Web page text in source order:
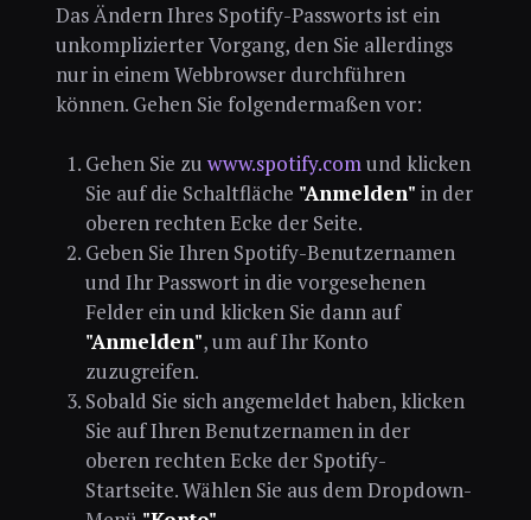
Das Ändern Ihres Spotify-Passworts ist ein
unkomplizierter Vorgang, den Sie allerdings
nur in einem Webbrowser durchführen
können. Gehen Sie folgendermaßen vor:
Gehen Sie zu www.spotify.comund klicken
Sie auf die Schaltfläche "Anmelden" in der
oberen rechten Ecke der Seite.
Geben Sie Ihren Spotify-Benutzernamen
und Ihr Passwort in die vorgesehenen
Felder ein und klicken Sie dann auf
"Anmelden", um auf Ihr Konto
zuzugreifen.
Sobald Sie sich angemeldet haben, klicken
Sie auf Ihren Benutzernamen in der
oberen rechten Ecke der Spotify-
Startseite. Wählen Sie aus dem Dropdown-